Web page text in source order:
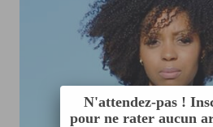
N'attendez-pas !
pour ne rater aucun